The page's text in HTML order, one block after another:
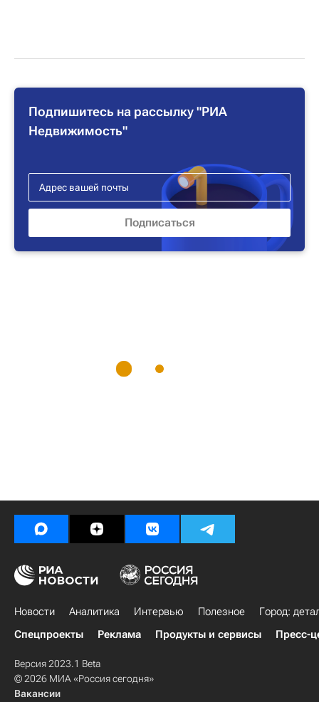
Подпишитесь на рассылку "РИА
Недвижимость"
Новости Аналитика Интервью Полезное
Город:
Спецпроекты
Реклама Продукты и сервисы Пресс-
Версия 2023.1 Beta
© 2026 МИА «Россия сегодня»
Вакансии